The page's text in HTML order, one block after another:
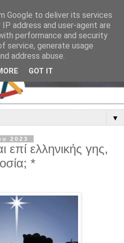
▼
2023
επί ελληνικής γης,
*
Google to deliver its services
address and user-agent are
performance and security
service, generate usage
address abuse.
GOT IT